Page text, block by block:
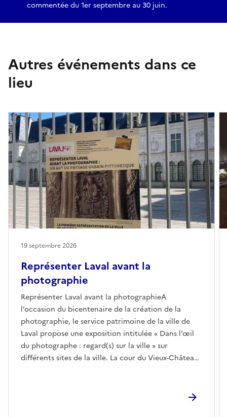
commentée du 1er septembre au 30 juin.
Autres événements dans ce
lieu
Représenter Laval avant la
photographie
Représenter Laval avant la photographieA
l’occasion du bicentenaire de la création de la
photographie, le service patrimoine de la ville de
Laval propose une exposition intitulée « Dans l’œil
du photographe : regard(s) sur la ville » sur
différents sites de la ville. La cour du Vieux-Château
19 septembre 2026